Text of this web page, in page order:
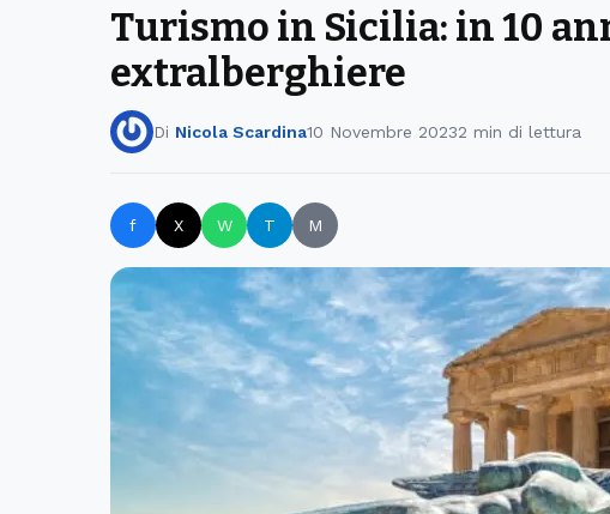
Turismo in Sicilia: in 10
extralberghiere
Di Nicola Scardina10 Novembre 20232 min di lettura
f X W T M